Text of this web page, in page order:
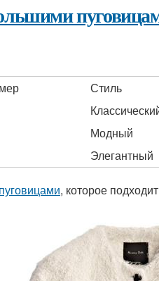
Стиль
Модный
Элегантный
, которое